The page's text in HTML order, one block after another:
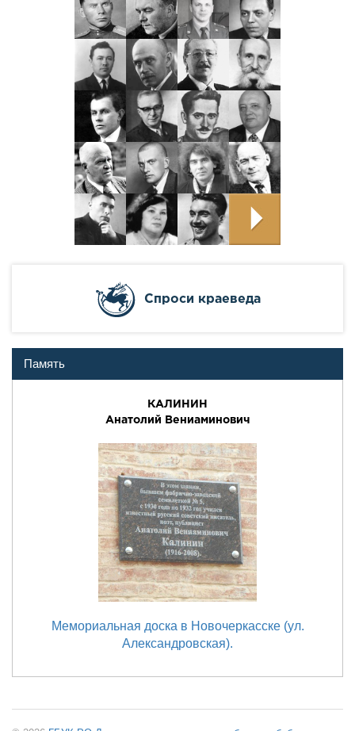
Cпроси краеведа
Память
КАЛИНИН
Анатолий Вениаминович
Мемориальная доска в Новочеркасске (ул.
Александровская).